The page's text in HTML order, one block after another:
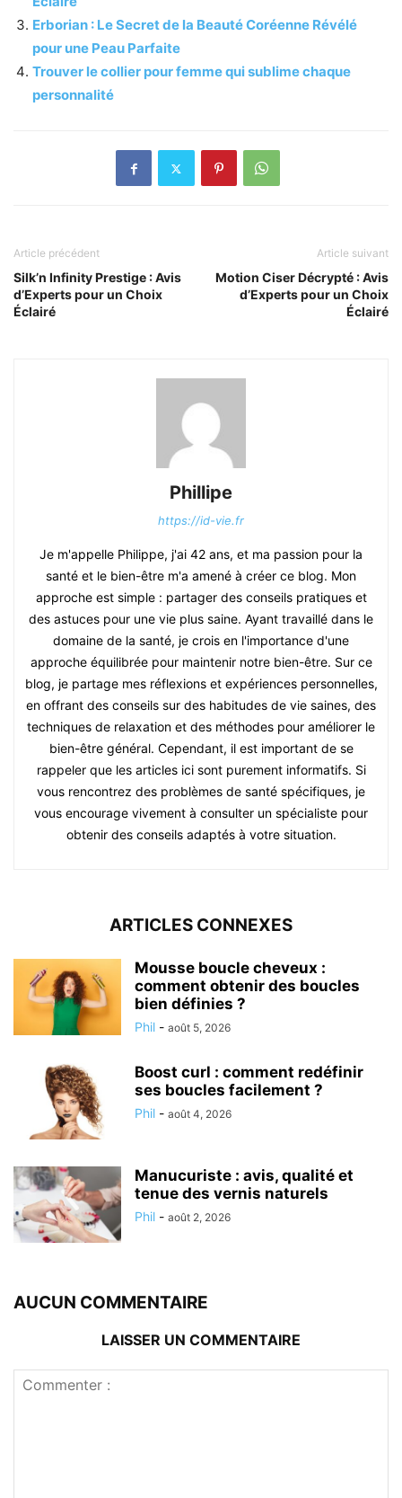
Erborian : Le Secret de la Beauté Coréenne Révélé
pour une Peau Parfaite
Trouver le collier pour femme qui sublime chaque
personnalité
Article précédent
Silk’n Infinity Prestige : Avis
d’Experts pour un Choix
Éclairé
Article suivant
Motion Ciser Décrypté : Avis
d’Experts pour un Choix
Éclairé
Phillipe
https://id-vie.fr
Je m'appelle Philippe, j'ai 42 ans, et ma passion pour la
santé et le bien-être m'a amené à créer ce blog. Mon
approche est simple : partager des conseils pratiques et
des astuces pour une vie plus saine. Ayant travaillé dans le
domaine de la santé, je crois en l'importance d'une
approche équilibrée pour maintenir notre bien-être. Sur ce
blog, je partage mes réflexions et expériences personnelles,
en offrant des conseils sur des habitudes de vie saines, des
techniques de relaxation et des méthodes pour améliorer le
bien-être général. Cependant, il est important de se
rappeler que les articles ici sont purement informatifs. Si
vous rencontrez des problèmes de santé spécifiques, je
vous encourage vivement à consulter un spécialiste pour
obtenir des conseils adaptés à votre situation.
ARTICLES CONNEXES
Mousse boucle cheveux :
comment obtenir des boucles
bien définies ?
Phil - août 5, 2026
Boost curl : comment redéfinir
ses boucles facilement ?
Phil - août 4, 2026
Manucuriste : avis, qualité et
tenue des vernis naturels
Phil - août 2, 2026
AUCUN COMMENTAIRE
LAISSER UN COMMENTAIRE